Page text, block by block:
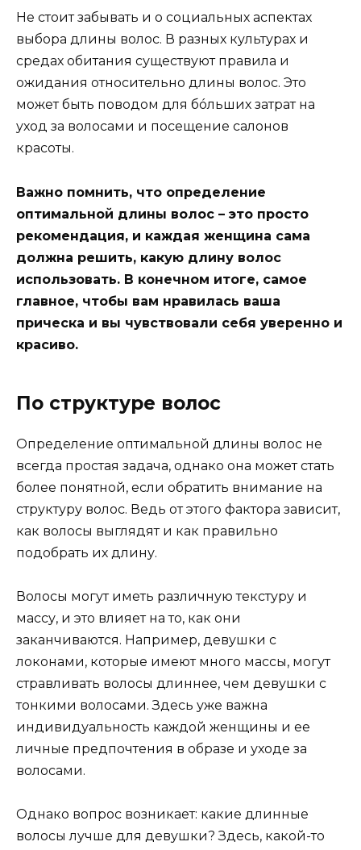
Не стоит забывать и о социальных аспектах
выбора длины волос. В разных культурах и
средах обитания существуют правила и
ожидания относительно длины волос. Это
может быть поводом для бóльших затрат на
уход за волосами и посещение салонов
красоты.
Важно помнить, что определение
оптимальной длины волос – это просто
рекомендация, и каждая женщина сама
должна решить, какую длину волос
использовать. В конечном итоге, самое
главное, чтобы вам нравилась ваша
прическа и вы чувствовали себя уверенно и
красиво.
По структуре волос
Определение оптимальной длины волос не
всегда простая задача, однако она может стать
более понятной, если обратить внимание на
структуру волос. Ведь от этого фактора зависит,
как волосы выглядят и как правильно
подобрать их длину.
Волосы могут иметь различную текстуру и
массу, и это влияет на то, как они
заканчиваются. Например, девушки с
локонами, которые имеют много массы, могут
стравливать волосы длиннее, чем девушки с
тонкими волосами. Здесь уже важна
индивидуальность каждой женщины и ее
личные предпочтения в образе и уходе за
волосами.
Однако вопрос возникает: какие длинные
волосы лучше для девушки? Здесь, какой-то